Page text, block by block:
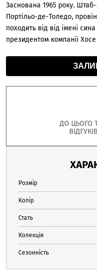
Заснована 1965 року.
Портільо-де-Толедо,
походить від від імені
президентом компанії
ДО ЦЬОГО
Розмір
Колір
Стать
Колекція
Сезонність